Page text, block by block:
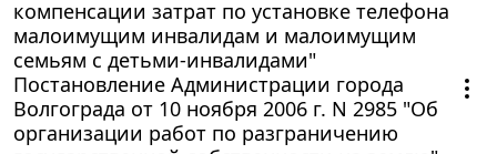
компенсации затрат по установке телефона
малоимущим инвалидам и малоимущим
семьям с детьми-инвалидами"
Постановление Администрации города
Волгограда от 10 ноября 2006 г. N 2985 "Об
организации работ по разграничению